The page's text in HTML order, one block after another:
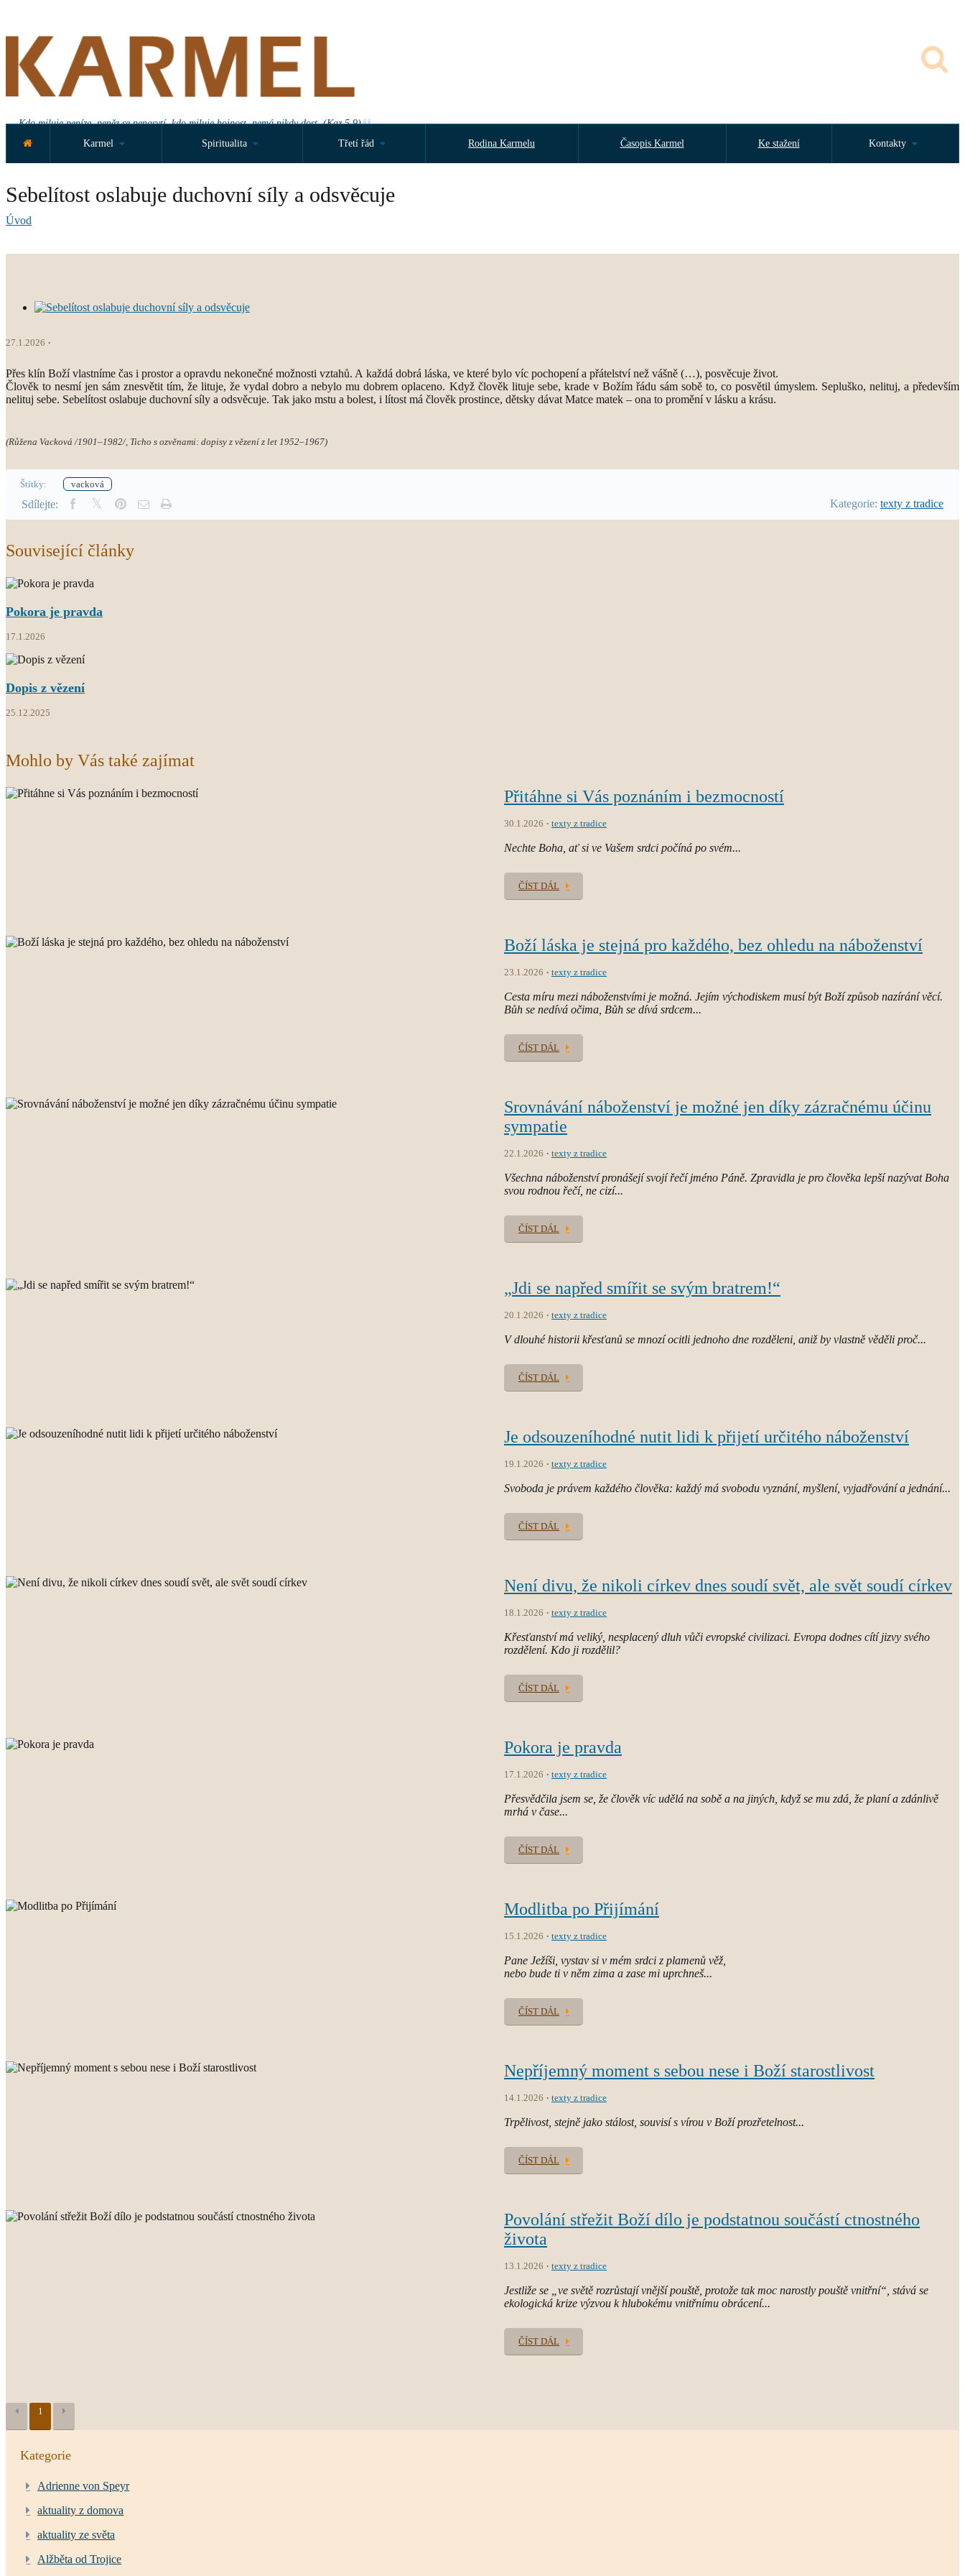
Kdo miluje peníze, peněz se nenasytí, kdo miluje hojnost, nemá nikdy dost. (Kaz 5,9)
Karmel
Spiritualita Třetí řád Rodina Karmelu Časopis Karmel Ke stažení Kontakty
Sebelítost oslabuje duchovní síly a odsvěcuje
Úvod
27.1.2026
Přes klín Boží vlastníme čas i prostor a opravdu nekonečné možnosti vztahů. A každá dobrá láska, ve které bylo víc pochopení a přátelství než vášně (…), posvěcuje život.
Člověk to nesmí jen sám znesvětit tím, že lituje, že vydal dobro a nebylo mu dobrem oplaceno. Když člověk lituje sebe, krade v Božím řádu sám sobě to, co posvětil úmyslem. Sepluško, nelituj, a především
nelituj sebe. Sebelítost oslabuje duchovní síly a odsvěcuje. Tak jako mstu a bolest, i lítost má člověk prostince, dětsky dávat Matce matek – ona to promění v lásku a krásu.
(Růžena Vacková /1901–1982/, Ticho s ozvěnami: dopisy z vězení z let 1952–1967)
Štítky: vacková
Sdílejte: Kategorie: texty z tradice
Související články
Pokora je pravda
17.1.2026
Dopis z vězení
25.12.2025
Mohlo by Vás také zajímat
Přitáhne si Vás poznáním i bezmocností
30.1.2026 texty z tradice
Nechte Boha, ať si ve Vašem srdci počíná po svém...
ČÍST DÁL
Boží láska je stejná pro každého, bez ohledu na náboženství
23.1.2026 texty z tradice
Cesta míru mezi náboženstvími je možná. Jejím východiskem musí být Boží způsob nazírání věcí.
Bůh se nedívá očima, Bůh se dívá srdcem...
ČÍST DÁL
Srovnávání náboženství je možné jen díky zázračnému účinu
sympatie
22.1.2026 texty z tradice
Všechna náboženství pronášejí svojí řečí jméno Páně. Zpravidla je pro člověka lepší nazývat Boha
svou rodnou řečí, ne cizí...
ČÍST DÁL
„Jdi se napřed smířit se svým bratrem!“
20.1.2026 texty z tradice
V dlouhé historii křesťanů se mnozí ocitli jednoho dne rozděleni, aniž by vlastně věděli proč...
ČÍST DÁL
Je odsouzeníhodné nutit lidi k přijetí určitého náboženství
19.1.2026 texty z tradice
Svoboda je právem každého člověka: každý má svobodu vyznání, myšlení, vyjadřování a jednání...
ČÍST DÁL
Není divu, že nikoli církev dnes soudí svět, ale svět soudí církev
18.1.2026 texty z tradice
Křesťanství má veliký, nesplacený dluh vůči evropské civilizaci. Evropa dodnes cítí jizvy svého
rozdělení. Kdo ji rozdělil?
ČÍST DÁL
Pokora je pravda
17.1.2026 texty z tradice
Přesvědčila jsem se, že člověk víc udělá na sobě a na jiných, když se mu zdá, že planí a zdánlivě
mrhá v čase...
ČÍST DÁL
Modlitba po Přijímání
15.1.2026 texty z tradice
Pane Ježíši, vystav si v mém srdci z plamenů věž,
nebo bude ti v něm zima a zase mi uprchneš...
ČÍST DÁL
Nepříjemný moment s sebou nese i Boží starostlivost
14.1.2026 texty z tradice
Trpělivost, stejně jako stálost, souvisí s vírou v Boží prozřetelnost...
ČÍST DÁL
Povolání střežit Boží dílo je podstatnou součástí ctnostného
života
13.1.2026 texty z tradice
Jestliže se „ve světě rozrůstají vnější pouště, protože tak moc narostly pouště vnitřní“, stává se
ekologická krize výzvou k hlubokému vnitřnímu obrácení...
ČÍST DÁL
1
Kategorie
Adrienne von Speyr
aktuality z domova
aktuality ze světa
Alžběta od Trojice